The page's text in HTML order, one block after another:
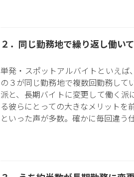
２．同じ勤務地で繰り返し働い
単発・スポットアルバイトといえ
の３が同じ勤務地で複数回勤務して
派と、長期バイトに変更して働く
る彼らにとっての大きなメリット
といった声が多数。確かに毎回違う